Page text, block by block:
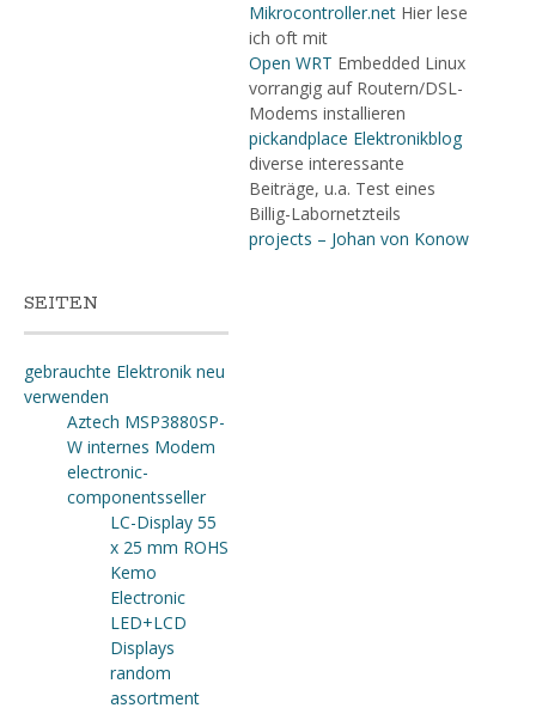
Mikrocontroller.netHier lese
ich oft mit
Open WRT Embedded Linux
vorrangig auf Routern/DSL-
Modems installieren
pickandplace Elektronikblog
diverse interessante
Beiträge, u.a. Test eines
Billig-Labornetzteils
projects – Johan von Konow
SEITEN
gebrauchte Elektronik neu
verwenden
Aztech MSP3880SP-
W internes Modem
electronic-
componentsseller
LC-Display 55
x 25 mm ROHS
Kemo
Electronic
LED+LCD
Displays
random
assortment